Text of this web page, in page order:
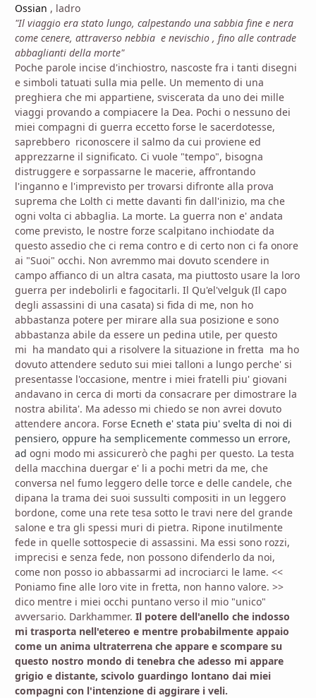
Ossian , ladro
"Il viaggio era stato lungo, calpestando una sabbia fine e nera
come cenere, attraverso nebbia e nevischio , fino alle contrade
abbaglianti della morte"
Poche parole incise d'inchiostro, nascoste fra i tanti disegni
e simboli tatuati sulla mia pelle. Un memento di una
preghiera che mi appartiene, sviscerata da uno dei mille
viaggi provando a compiacere la Dea. Pochi o nessuno dei
miei compagni di guerra eccetto forse le sacerdotesse,
saprebbero riconoscere il salmo da cui proviene ed
apprezzarne il significato. Ci vuole "tempo", bisogna
distruggere e sorpassarne le macerie, affrontando
l'inganno e l'imprevisto per trovarsi difronte alla prova
suprema che Lolth ci mette davanti fin dall'inizio, ma che
ogni volta ci abbaglia. La morte. La guerra non e' andata
come previsto, le nostre forze scalpitano inchiodate da
questo assedio che ci rema contro e di certo non ci fa onore
ai "Suoi" occhi. Non avremmo mai dovuto scendere in
campo affianco di un altra casata, ma piuttosto usare la loro
guerra per indebolirli e fagocitarli. Il Qu'el'velguk (Il capo
degli assassini di una casata) si fida di me, non ho
abbastanza potere per mirare alla sua posizione e sono
abbastanza abile da essere un pedina utile, per questo
mi ha mandato qui a risolvere la situazione in fretta ma ho
dovuto attendere seduto sui miei talloni a lungo perche' si
presentasse l'occasione, mentre i miei fratelli piu' giovani
andavano in cerca di morti da consacrare per dimostrare la
nostra abilita'. Ma adesso mi chiedo se non avrei dovuto
attendere ancora. Forse Ecneth e' stata piu' svelta di noi di
pensiero, oppure ha semplicemente commesso un errore,
ad ogni modo mi assicurerò che paghi per questo. La testa
della macchina duergar e' li a pochi metri da me, che
conversa nel fumo leggero delle torce e delle candele, che
dipana la trama dei suoi sussulti compositi in un leggero
bordone, come una rete tesa sotto le travi nere del grande
salone e tra gli spessi muri di pietra. Ripone inutilmente
fede in quelle sottospecie di assassini. Ma essi sono rozzi,
imprecisi e senza fede, non possono difenderlo da noi,
come non posso io abbassarmi ad incrociarci le lame. <<
Poniamo fine alle loro vite in fretta, non hanno valore. >>
dico mentre i miei occhi puntano verso il mio "unico"
avversario. Darkhammer. Il potere dell'anello che indosso
mi trasporta nell'etereo e mentre probabilmente appaio
come un anima ultraterrena che appare e scompare su
questo nostro mondo di tenebra che adesso mi appare
grigio e distante, scivolo guardingo lontano dai miei
compagni con l'intenzione di aggirare i veli.